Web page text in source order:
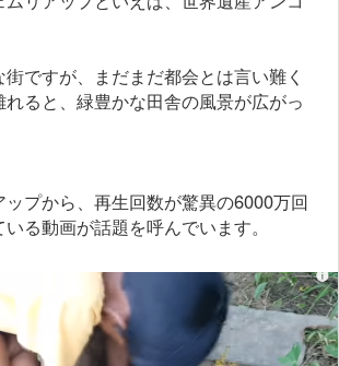
ですが、まだまだ都会とは言い難く
ると、緑豊かな田舎の風景が広がっ
プから、再生回数が驚異の6000万回
る動画が話題を呼んでいます。